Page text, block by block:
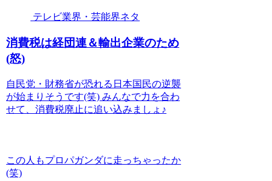
テレビ業界・芸能界ネタ
消費税は経団連＆輸出企業のため
(怒)
自民党・財務省が恐れる日本国民の逆襲
が始まりそうです(笑) みんなで力を合わ
せて、消費税廃止に追い込みましょ♪
この人もプロパガンダに走っちゃったか
(笑)